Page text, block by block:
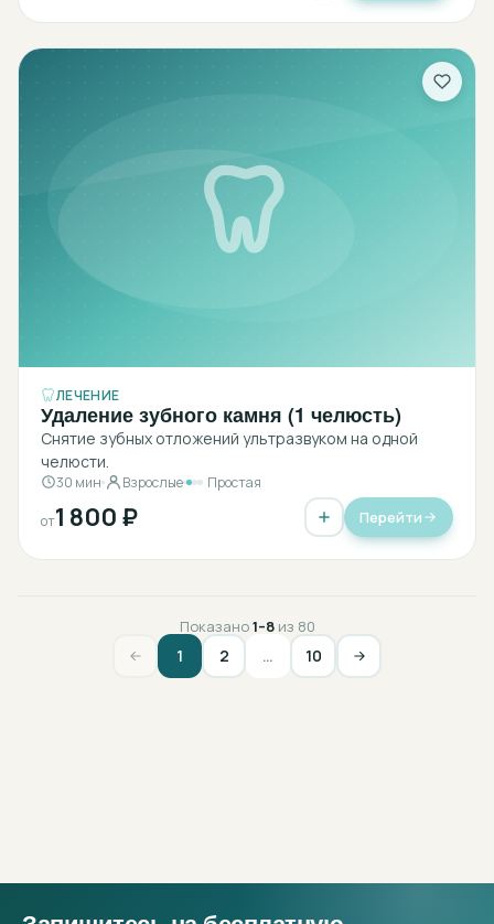
ЛЕЧЕНИЕ
Удаление зубного камня (1 челюсть)
Снятие зубных отложений ультразвуком на одной
челюсти.
30 мин Взрослые Простая
от1 800 ₽ Перейти
Показано1–8из 80
1 2 … 10